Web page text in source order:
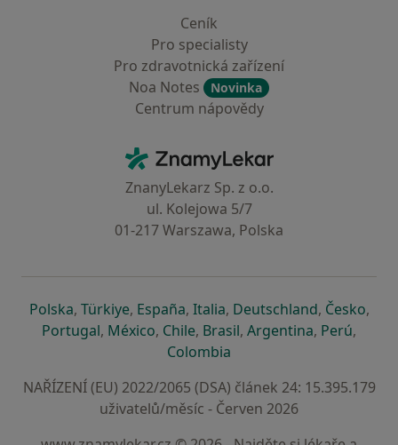
Ceník
Pro specialisty
Pro zdravotnická zařízení
Noa Notes
Novinka
Centrum nápovědy
ZnamyLekar - Hlavní stránka
ZnanyLekarz Sp. z o.o.
ul. Kolejowa 5/7
01-217 Warszawa, Polska
Polskase otevře v nové záložce
, Türkiyese otevře v nové záložce
, Españase otevře v nové záložce
, Italiase otevře v nové záložce
, Deutschlandse otevře v
, Českose
,
Portugalse otevře v nové záložce
, Méxicose otevře v nové záložce
, Chilese otevře v nové záložce
, Brasilse otevře v nové
, Argentinase otevře v
, Perúse
,
Colombia
NAŘÍZENÍ (EU) 2022/2065 (DSA) článek 24: 15.395.179
uživatelů/měsíc - Červen 2026